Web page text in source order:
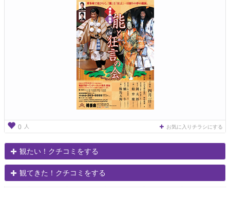
0 人 お気に入りチラシにする
観たい！クチコミをする
観てきた！クチコミをする